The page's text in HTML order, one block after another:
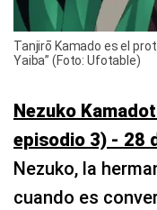
Tanjirō Kamado es el
Yaiba” (Foto: Ufotable)
Nezuko
episodio 3) - 28
Nezuko, la
cuando es